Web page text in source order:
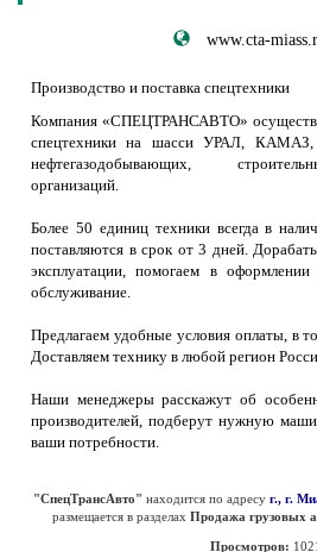
www.cta-
Производство и поставка спецтехники
Компания «СПЕЦТРАНСАВТО»
спецтехники на шасси УРАЛ,
нефтегазодобывающих,
организаций.
Более 50 единиц техники всегда в
поставляются в срок от 3 дней.
эксплуатации, помогаем в
обслуживание.
Предлагаем удобные условия оплаты, в
Доставляем технику в любой регион
Наши менеджеры расскажут об
производителей, подберут нужную
ваши потребности.
"СпецТрансАвто" находится по адресу г., г.
размещается в разделах Продажа грузовых
Просмотров: